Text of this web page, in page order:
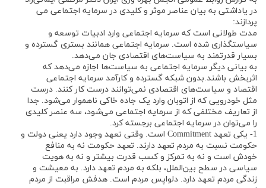
در یاداشتی به بیان عناصر موثر و کلیدی در سرمایه اجتماعی می
پردازند:
مدت طولانی است که سرمایه اجتماعی وارد ادبیات توسعه و
سیاستگذاری شده است. سرمایه اجتماعی همانند بستری گسترده و
بسیار قدرتمند به سیاست‌های اقتصادی جان می‌دهد.
به بیانی دیگر سرمایه اجتماعی به سیاست‌ها اجازه می‌دهد که
اثربخش باشند.بدون شبکه گسترده و کارآمد سرمایه اجتماعی
اقتصاد و سیاست‌های اقتصادی نمی‌توانند درست کار کنند. درست
مثل خودرویی که از اتوبان وارد یک جاده خاکی ناهموار می‌شود. جدا
از تعاریف مختلفی که از سرمایه اجتماعی می‌شود، سه عنصر کلیدی
را می‌توان در سرمایه اجتماعی برجسته کرد.
1- یکی تعهد Commitment است. وقتی تعهد وجود دارد یعنی دولت و
حکومت نسبت به مردم تعهد دارند. تعهد حکومت نه به منافع
خودش است و نه به تمرکز و کسب قدرت بیشتر و نه به هویت
سیاسی در سطح بین‌الملل، بلکه به مردم تعهد دارد. به معیشت و
زندگی مردم تعهد دارد. دلواپس مردم است. هدفش مراقبت از مردم